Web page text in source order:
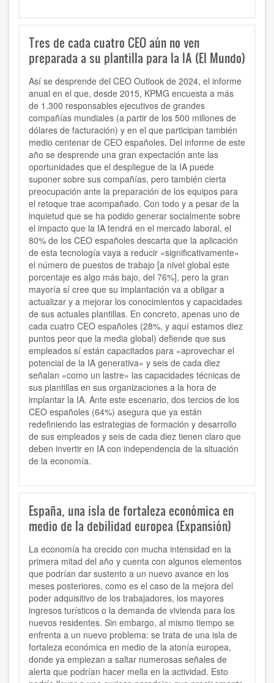
Tres de cada cuatro CEO aún no ven
preparada a su plantilla para la IA (El Mundo)
Así se desprende del CEO Outlook de 2024, el informe
anual en el que, desde 2015, KPMG encuesta a más
de 1.300 responsables ejecutivos de grandes
compañías mundiales (a partir de los 500 millones de
dólares de facturación) y en el que participan también
medio centenar de CEO españoles. Del informe de este
año se desprende una gran expectación ante las
oportunidades que el despliegue de la IA puede
suponer sobre sus compañías, pero también cierta
preocupación ante la preparación de los equipos para
el retoque trae acompañado. Con todo y a pesar de la
inquietud que se ha podido generar socialmente sobre
el impacto que la IA tendrá en el mercado laboral, el
80% de los CEO españoles descarta que la aplicación
de esta tecnología vaya a reducir «significativamente»
el número de puestos de trabajo [a nivel global este
porcentaje es algo más bajo, del 76%], pero la gran
mayoría sí cree que su implantación va a obligar a
actualizar y a mejorar los conocimientos y capacidades
de sus actuales plantillas. En concreto, apenas uno de
cada cuatro CEO españoles (28%, y aquí estamos diez
puntos peor que la media global) defiende que sus
empleados sí están capacitados para «aprovechar el
potencial de la IA generativa» y seis de cada diez
señalan «como un lastre» las capacidades técnicas de
sus plantillas en sus organizaciones a la hora de
implantar la IA. Ante este escenario, dos tercios de los
CEO españoles (64%) asegura que ya están
redefiniendo las estrategias de formación y desarrollo
de sus empleados y seis de cada diez tienen claro que
deben invertir en IA con independencia de la situación
de la economía.
España, una isla de fortaleza económica en
medio de la debilidad europea (Expansión)
La economía ha crecido con mucha intensidad en la
primera mitad del año y cuenta con algunos elementos
que podrían dar sustento a un nuevo avance en los
meses posteriores, como es el caso de la mejora del
poder adquisitivo de los trabajadores, los mayores
ingresos turísticos o la demanda de vivienda para los
nuevos residentes. Sin embargo, al mismo tiempo se
enfrenta a un nuevo problema: se trata de una isla de
fortaleza económica en medio de la atonía europea,
donde ya empiezan a saltar numerosas señales de
alerta que podrían hacer mella en la actividad. Esto